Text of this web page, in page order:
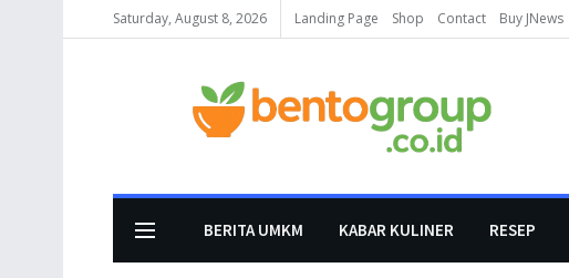
Saturday, August 8, 2026 Landing Page Shop Contact Buy JNews
BERITA UMKM KABAR KULINER RESEP